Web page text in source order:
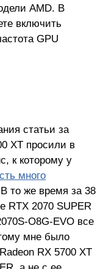
AMD. В
включить
GPU
статьи за
XT просили в
к которому у
много
то же время за 38
RTX 2070 SUPER
O8G-EVO все
мне было
RX 5700 XT